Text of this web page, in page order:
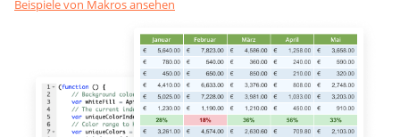
Beispiele von Makros ansehen